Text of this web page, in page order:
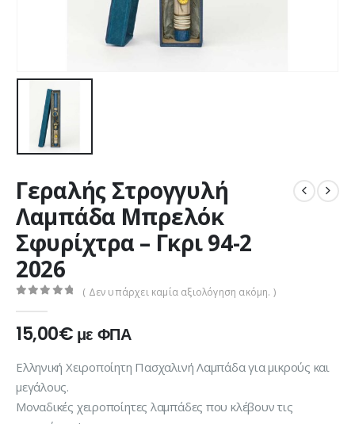
Γεραλής Στρογγυλή
Λαμπάδα Μπρελόκ
Σφυρίχτρα – Γκρι 94-2
2026
( Δεν υπάρχει καμία αξιολόγηση ακόμη. )
15,00€ με ΦΠΑ
Ελληνική Χειροποίητη Πασχαλινή Λαμπάδα για μικρούς και
μεγάλους.
Μοναδικές χειροποίητες λαμπάδες που κλέβουν τις